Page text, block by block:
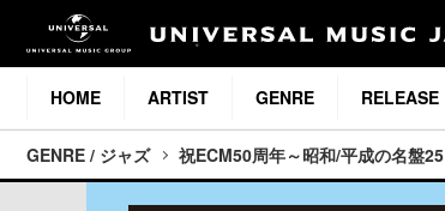
HOME ARTIST GENRE RELEASE
GENRE / ジャズ 祝ECM50周年～昭和/平成の名盤25